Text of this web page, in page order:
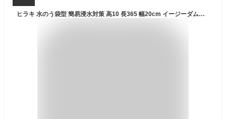
ヒラキ 水のう袋型 簡易浸水対策 高10 長365 幅20cm イージーダム【簡単 早い 水のう 土不要 土のう 土嚢 砂袋 の代わり 災害 水害 浸水 対策 防災 水 止め 止水 漏水 雨水侵入 防災用品 防災グッズ ゲリラ豪雨 台風対策】【おしゃれ おすすめ】[CB99]